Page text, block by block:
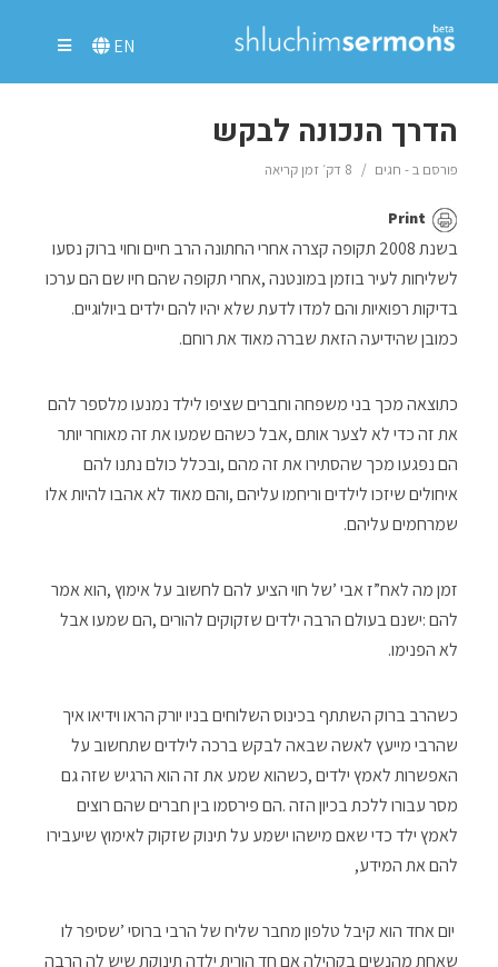
EN
הדרך הנכונה לבקש
פורסם ב - חגים 8 דק׳ זמן קריאה
Print
בשנת‭ ‬2008‭ ‬תקופה‭ ‬קצרה‭ ‬אחרי‭ ‬החתונה‭ ‬הרב‭ ‬חיים‭ ‬וחוי‭ ‬ברוק‭ ‬נסעו‭
‬לשליחות‭ ‬לעיר‭ ‬בוזמן‭ ‬במונטנה‭, ‬אחרי‭ ‬תקופה‭ ‬שהם‭ ‬חיו‭ ‬שם‭ ‬הם‭ ‬ערכו‭
‬בדיקות‭ ‬רפואיות‭ ‬והם‭ ‬למדו‭ ‬לדעת‭ ‬שלא‭ ‬יהיו‭ ‬להם‭ ‬ילדים‭ ‬ביולוגיים‭.
‬כמובן‭ ‬שהידיעה‭ ‬הזאת‭ ‬שברה‭ ‬מאוד‭ ‬את‭ ‬רוחם‭.‬
כתוצאה‭ ‬מכך‭ ‬בני‭ ‬משפחה‭ ‬וחברים‭ ‬שציפו‭ ‬לילד‭ ‬נמנעו‭ ‬מלספר‭ ‬להם‭
‬את‭ ‬זה‭ ‬כדי‭ ‬לא‭ ‬לצער‭ ‬אותם‭, ‬אבל‭ ‬כשהם‭ ‬שמעו‭ ‬את‭ ‬זה‭ ‬מאוחר‭ ‬יותר‭
‬הם‭ ‬נפגעו‭ ‬מכך‭ ‬שהסתירו‭ ‬את‭ ‬זה‭ ‬מהם‭, ‬ובכלל‭ ‬כולם‭ ‬נתנו‭ ‬להם‭
‬איחולים‭ ‬שיזכו‭ ‬לילדים‭ ‬וריחמו‭ ‬עליהם‭, ‬והם‭ ‬מאוד‭ ‬לא‭ ‬אהבו‭ ‬להיות‭ ‬אלו‭
‬שמרחמים‭ ‬עליהם‭.‬
זמן‭ ‬מה‭ ‬לאח”ז‭ ‬אבי‮’‬‭ ‬של‭ ‬חוי‭ ‬הציע‭ ‬להם‭ ‬לחשוב‭ ‬על‭ ‬אימוץ‭, ‬הוא‭ ‬אמר‭
‬להם‭: ‬ישנם‭ ‬בעולם‭ ‬הרבה‭ ‬ילדים‭ ‬שזקוקים‭ ‬להורים‭, ‬הם‭ ‬שמעו‭ ‬אבל‭
‬לא‭ ‬הפנימו‭.‬
‬שהרבי‭ ‬מייעץ‭ ‬לאשה‭ ‬שבאה‭ ‬לבקש‭ ‬ברכה‭ ‬לילדים‭ ‬שתחשוב‭ ‬על‭
‬האפשרות‭ ‬לאמץ‭ ‬ילדים‭, ‬כשהוא‭ ‬שמע‭ ‬את‭ ‬זה‭ ‬הוא‭ ‬הרגיש‭ ‬שזה‭ ‬גם‭
‬מסר‭ ‬עבורו‭ ‬ללכת‭ ‬בכיון‭ ‬הזה‭. ‬הם‭ ‬פירסמו‭ ‬בין‭ ‬חברים‭ ‬שהם‭ ‬רוצים‭
‬לאמץ‭ ‬ילד‭ ‬כדי‭ ‬שאם‭ ‬מישהו‭ ‬ישמע‭ ‬על‭ ‬תינוק‭ ‬שזקוק‭ ‬לאימוץ‭ ‬שיעבירו‭
‬להם‭ ‬את‭ ‬המידע‭,‬
‭ ‬יום‭ ‬אחד‭ ‬הוא‭ ‬קיבל‭ ‬טלפון‭ ‬מחבר‭ ‬שליח‭ ‬של‭ ‬הרבי‭ ‬ברוסי‮’‬‭ ‬שסיפר‭ ‬לו‭
‬שאחת‭ ‬מהנשים‭ ‬בקהילה‭ ‬אם‭ ‬חד‭ ‬הורית‭ ‬ילדה‭ ‬תינוקת‭ ‬שיש‭ ‬לה‭ ‬הרבה‭